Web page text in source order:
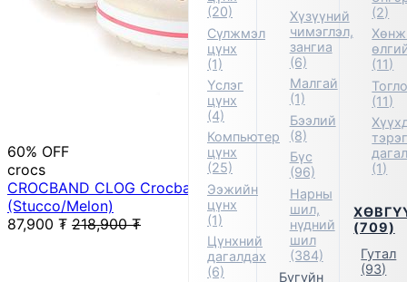
(20)
Сүлжмэл
цүнх
(1)
Үслэг
цүнх
(4)
Компьютер
цүнх
(25)
Ээжийн
цүнх
(1)
Цүнхний
дагалдах
(6)
Хүзүүний
чимэглэл,
зангиа
(6)
Малгай
(1)
Бээлий
(8)
Бүс
(96)
Нарны
шил,
нүдний
шил
(384)
Бугуйн
(2)
(11)
(11)
(1)
(709)
Гутал
(93)
60% OFF
crocs
CROCBAND CLOG Crocband Clog Sandals
(Stucco/Melon)
87,900 ₮ 218,900 ₮